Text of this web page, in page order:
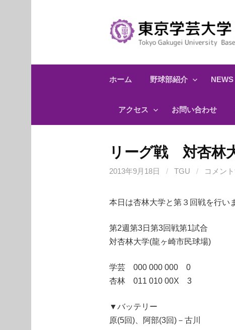
ホーム 野球部紹介
アクセス お問い合わせ
リーグ戦 対杏林
2013年9月18日 / TGU / コメン
本日は杏林大学と第３回戦を行い
第2週第3日第3回戦第1試合
対杏林大学(龍ヶ崎市民球場)
学芸 000 000 000 0
杏林 011 010 00X 3
▼バッテリー
原(5回)、阿部(3回)－古川